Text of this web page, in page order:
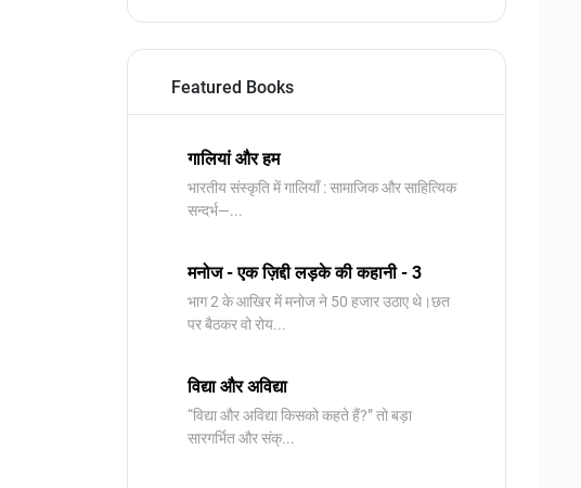
Featured Books
गालियां और हम
भारतीय संस्कृति में गालियाँ : सामाजिक और साहित्यिक
सन्दर्भ—...
मनोज - एक ज़िद्दी लड़के की कहानी - 3
भाग 2 के आखिर में मनोज ने 50 हजार उठाए थे।छत
पर बैठकर वो रोय...
विद्या और अविद्या
“विद्या और अविद्या किसको कहते हैं?” तो बड़ा
सारगर्भित और संक्...